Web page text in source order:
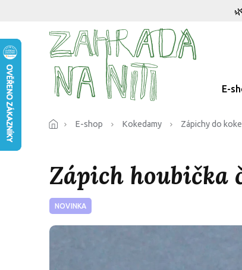
E-
E-shop Kokedamy Zápichy do
Zápich houbička
NOVINKA